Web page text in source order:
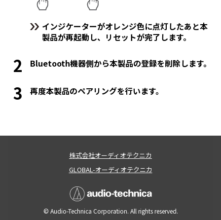
インジケーターがオレンジ色に点灯したあと本
製品が再起動し、リセットが完了します。
Bluetooth機器側から本製品の登録を削除します。
再度本製品のペアリングを行います。
株式会社オーディオテクニカ
GLOBAL-オーディオテクニカ
© Audio-Technica Corporation. All rights reserved.